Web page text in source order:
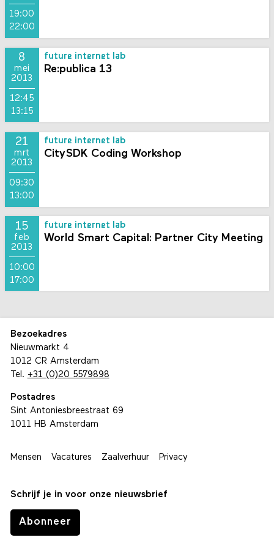
19:00
22:00
8
mei
2013
12:45
13:15
future internet lab
Re:publica 13
21
mrt
2013
09:30
13:00
future internet lab
CitySDK Coding Workshop
15
feb
2013
10:00
17:00
future internet lab
World Smart Capital: Partner City Meeting
Bezoekadres
Nieuwmarkt 4
1012 CR Amsterdam
Tel. +31 (0)20 5579898
Postadres
Sint Antoniesbreestraat 69
1011 HB Amsterdam
Mensen Vacatures Zaalverhuur Privacy
Schrijf je in voor onze nieuwsbrief
Abonneer